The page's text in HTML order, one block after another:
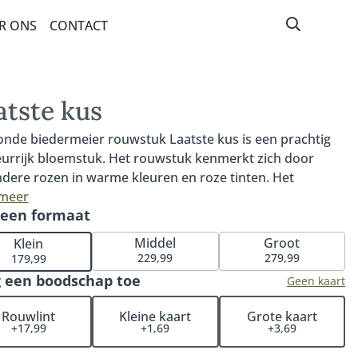
ONS CONTACT
kus
biedermeier rouwstuk Laatste kus is een prachtig
bloemstuk. Het rouwstuk kenmerkt zich door
rozen in warme kleuren en roze tinten. Het
wordt rond samengesteld. Deze bindwijze staat
als Biedermeier. Vanaf verschillende kanten zijn
in het ronde bloemstuk goed te zien. Het ronde
rouwstuk Laatste kus is verkrijgbaar in 40cm
50cm (middel) en 60cm (groot). Fijn om te weten: iedere
met rouwwerk wordt persoonlijk en handmatig
Hiermee garanderen wij dat het rouwstuk
naar wens wordt samengesteld. De rouwbloemen
op een locatie naar keuze (bij een kerk, rouwcentrum
formaat
Klein
179,99
Middel
229,99
Groot
279,99
een boodschap toe Geen kaart
Rouwlint
+17,99
Kleine kaart
+1,69
Grote kaart
+3,69